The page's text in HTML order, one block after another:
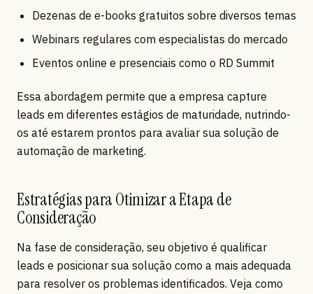
Dezenas de e-books gratuitos sobre diversos temas
Webinars regulares com especialistas do mercado
Eventos online e presenciais como o RD Summit
Essa abordagem permite que a empresa capture
leads em diferentes estágios de maturidade, nutrindo-
os até estarem prontos para avaliar sua solução de
automação de marketing.
Estratégias para Otimizar a Etapa de
Consideração
Na fase de consideração, seu objetivo é qualificar
leads e posicionar sua solução como a mais adequada
para resolver os problemas identificados. Veja como